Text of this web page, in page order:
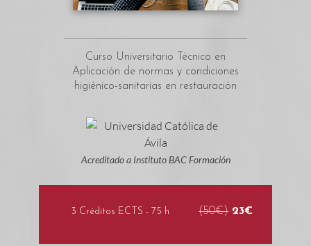
Curso Universitario Técnico en
Aplicación de normas y condiciones
higiénico-sanitarias en restauración
Acreditado a Instituto BAC Formación
3 Créditos ECTS - 75 h (50€) 23€